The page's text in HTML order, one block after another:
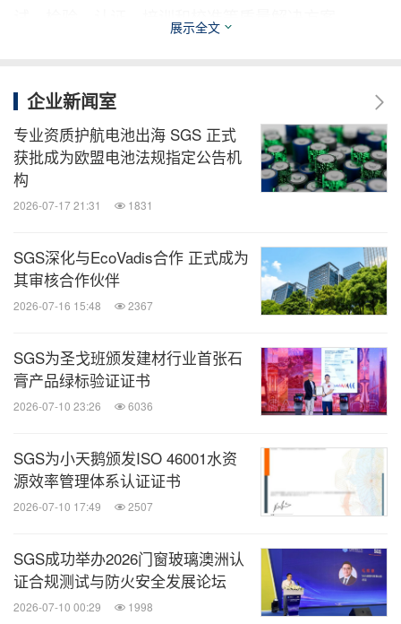
试、检验、认证、培训和校准等质量解决方案。
18629145339, 邮箱：
消息来源：SGS通标标准技术服务有限公司
全球TMT
微信公众号“全球TMT”发布全球互联网、科
技、媒体、通讯企业的经营动态、财报信
阅！
关键词：电脑硬件 电脑/电子 电子组件 半导体
一般
分享到：
展示全文
企业新闻室
专业资质护航电池出海 SGS 正式
获批成为欧盟电池法规指定公告机
构
2026-07-17 21:31 1831
SGS深化与EcoVadis合作 正式成为
其审核合作伙伴
2026-07-16 15:48 2367
SGS为圣戈班颁发建材行业首张石
膏产品绿标验证证书
2026-07-10 23:26 6036
SGS为小天鹅颁发ISO 46001水资
源效率管理体系认证证书
2026-07-10 17:49 2507
SGS成功举办2026门窗玻璃澳洲认
证合规测试与防火安全发展论坛
2026-07-10 00:29 1998